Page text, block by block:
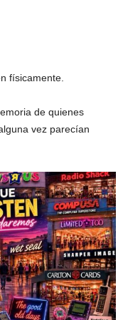
físicamente.
de quienes
vez parecían